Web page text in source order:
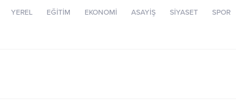
YEREL EĞİTİM EKONOMİ ASAYİŞ SİYASET SPOR